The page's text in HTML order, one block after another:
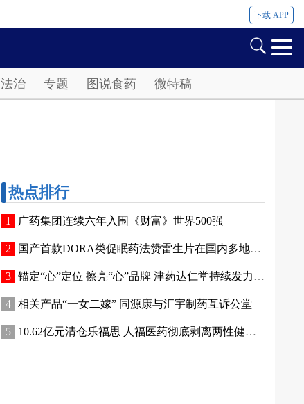
下载 APP
法治 专题 图说食药 微特稿
热点排行
广药集团连续六年入围《财富》世界500强
国产首款DORA类促眠药法赞雷生片在国内多地开出首张处方
锚定“心”定位 擦亮“心”品牌 津药达仁堂持续发力心脑健康赛道
相关产品“一女二嫁” 同源康与汇宇制药互诉公堂
10.62亿元清仓乐福思 人福医药彻底剥离两性健康业务